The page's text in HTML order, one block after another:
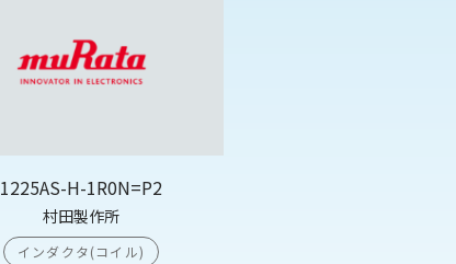
1225AS-H-1R0N=P2
村田製作所
インダクタ(コイル)